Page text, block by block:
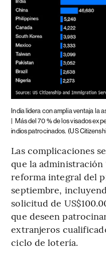
India lidera con amplia ventaja la
Más del 70 % de los visados
indios patrocinados. (US
Las complicaciones
que la
reforma integral del
septiembre,
solicitud de
que deseen
extranjeros
ciclo de lotería.